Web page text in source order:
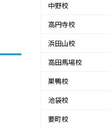
中野校
高円寺校
浜田山校
高田馬場校
巣鴨校
池袋校
要町校